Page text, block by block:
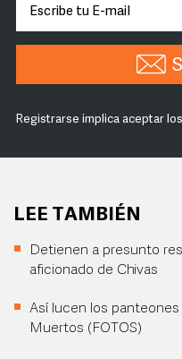
Registrarse implica aceptar los
LEE TAMBIÉN
Detienen a presunto
aficionado de Chivas
Así lucen los
Muertos (FOTOS)